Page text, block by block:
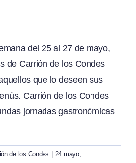
del 25 al 27 de mayo,
de Carrión de los Condes
que lo deseen sus
Carrión de los Condes
jornadas gastronómicas
de los Condes | 24 mayo,